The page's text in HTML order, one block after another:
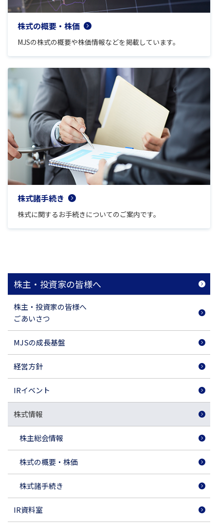
株式の概要・株価
MJSの株式の概要や株価情報などを掲載しています。
株式諸手続き
株式に関するお手続きについてのご案内です。
株主・投資家の皆様へ
株主・投資家の皆様へ
ごあいさつ
MJSの成長基盤
経営方針
IRイベント
株式情報
株主総会情報
株式の概要・株価
株式諸手続き
IR資料室